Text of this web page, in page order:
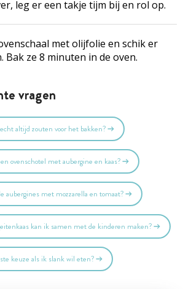
leg er een takje tijm bij en rol op.
met olijfolie en schik er
Bak ze 8 minuten in de oven.
vragen
altijd zouten voor het bakken?
ovenschotel met aubergine en kaas?
aubergines met mozzarella en tomaat?
kan ik samen met de kinderen maken?
keuze als ik slank wil eten?